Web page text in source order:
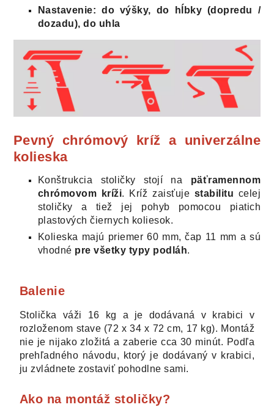
Nastavenie: do výšky, do hĺbky (dopredu /
dozadu), do uhla
Pevný chrómový kríž a univerzálne
kolieska
Konštrukcia stoličky stojí na päťramennom
chrómovom kríži. Kríž zaisťuje stabilitu celej
stoličky a tiež jej pohyb pomocou piatich
plastových čiernych koliesok.
Kolieska majú priemer 60 mm, čap 11 mm a sú
vhodné pre všetky typy podláh.
Balenie
Stolička váži 16 kg a je dodávaná v krabici v
rozloženom stave (72 x 34 x 72 cm, 17 kg). Montáž
nie je nijako zložitá a zaberie cca 30 minút. Podľa
prehľadného návodu, ktorý je dodávaný v krabici,
ju zvládnete zostaviť pohodlne sami.
Ako na montáž stoličky?